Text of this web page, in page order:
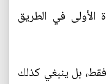
الأولى في الطريق
بل ينبغي كذلك